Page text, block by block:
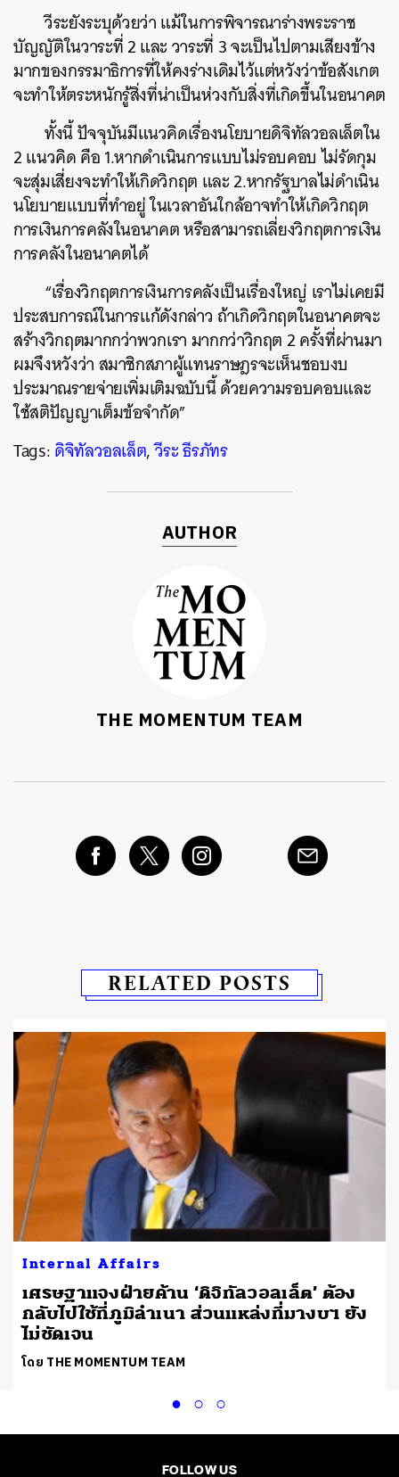
วีระยังระบุด้วยว่า แม้ในการพิจารณาร่างพระราช
บัญญัติในวาระที่ 2 และ วาระที่ 3 จะเป็นไปตามเสียงข้าง
มากของกรรมาธิการที่ให้คงร่างเดิมไว้แต่หวังว่าข้อสังเกต
จะทำให้ตระหนักรู้สิ่งที่น่าเป็นห่วงกับสิ่งที่เกิดขึ้นในอนาคต
ทั้งนี้ ปัจจุบันมีแนวคิดเรื่องนโยบายดิจิทัลวอลเล็ตใน
2 แนวคิด คือ 1.หากดำเนินการแบบไม่รอบคอบ ไม่รัดกุม
จะสุ่มเสี่ยงจะทำให้เกิดวิกฤต และ 2.หากรัฐบาลไม่ดำเนิน
นโยบายแบบที่ทำอยู่ ในเวลาอันใกล้อาจทำให้เกิดวิกฤต
การเงินการคลังในอนาคต หรือสามารถเลี่ยงวิกฤตการเงิน
การคลังในอนาคตได้
“เรื่องวิกฤตการเงินการคลังเป็นเรื่องใหญ่ เราไม่เคยมี
ประสบการณ์ในการแก้ดังกล่าว ถ้าเกิดวิกฤตในอนาคตจะ
สร้างวิกฤตมากกว่าพวกเรา มากกว่าวิกฤต 2 ครั้งที่ผ่านมา
ผมจึงหวังว่า สมาชิกสภาผู้แทนราษฎรจะเห็นชอบงบ
ประมาณรายจ่ายเพิ่มเติมฉบับนี้ ด้วยความรอบคอบและ
ใช้สติปัญญาเต็มข้อจำกัด”​
Tags:ดิจิทัลวอลเล็ต,วีระ ธีรภัทร
AUTHOR
THE MOMENTUM TEAM
RELATED POSTS
Internal Affairs
เศรษฐาแจงฝ่ายค้าน ‘ดิจิทัลวอลเล็ต’ ต้อง
กลับไปใช้ที่ภูมิลำเนา ส่วนแหล่งที่มางบฯ ยัง
ไม่ชัดเจน
โดย THE MOMENTUM TEAM
FOLLOW US